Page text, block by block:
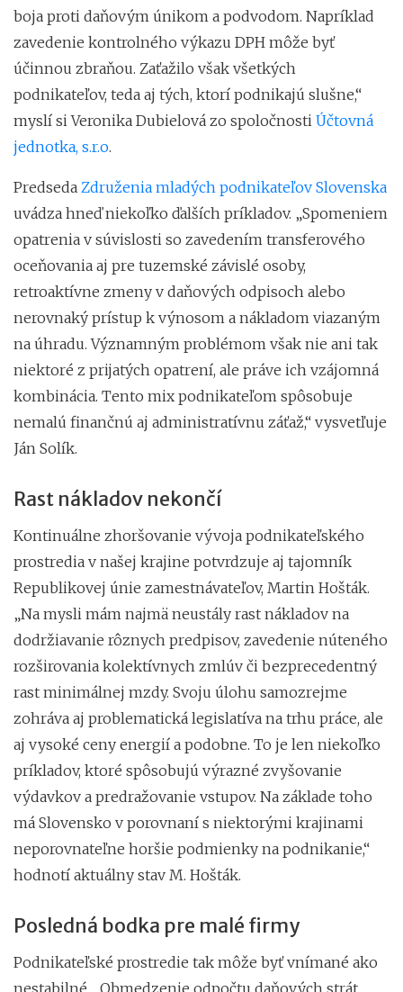
boja proti daňovým únikom a podvodom. Napríklad
zavedenie kontrolného výkazu DPH môže byť
účinnou zbraňou. Zaťažilo však všetkých
podnikateľov, teda aj tých, ktorí podnikajú slušne,“
myslí si Veronika Dubielová zo spoločnosti Účtovná
jednotka, s.r.o.
Predseda Združenia mladých podnikateľov Slovenska
uvádza hneď niekoľko ďalších príkladov. „Spomeniem
opatrenia v súvislosti so zavedením transferového
oceňovania aj pre tuzemské závislé osoby,
retroaktívne zmeny v daňových odpisoch alebo
nerovnaký prístup k výnosom a nákladom viazaným
na úhradu. Významným problémom však nie ani tak
niektoré z prijatých opatrení, ale práve ich vzájomná
kombinácia. Tento mix podnikateľom spôsobuje
nemalú finančnú aj administratívnu záťaž,“ vysvetľuje
Ján Solík.
Rast nákladov nekončí
Kontinuálne zhoršovanie vývoja podnikateľského
prostredia v našej krajine potvrdzuje aj tajomník
Republikovej únie zamestnávateľov, Martin Hošták.
„Na mysli mám najmä neustály rast nákladov na
dodržiavanie rôznych predpisov, zavedenie núteného
rozširovania kolektívnych zmlúv či bezprecedentný
rast minimálnej mzdy. Svoju úlohu samozrejme
zohráva aj problematická legislatíva na trhu práce, ale
aj vysoké ceny energií a podobne. To je len niekoľko
príkladov, ktoré spôsobujú výrazné zvyšovanie
výdavkov a predražovanie vstupov. Na základe toho
má Slovensko v porovnaní s niektorými krajinami
neporovnateľne horšie podmienky na podnikanie,“
hodnotí aktuálny stav M. Hošták.
Posledná bodka pre malé firmy
Podnikateľské prostredie tak môže byť vnímané ako
nestabilné. „Obmedzenie odpočtu daňových strát